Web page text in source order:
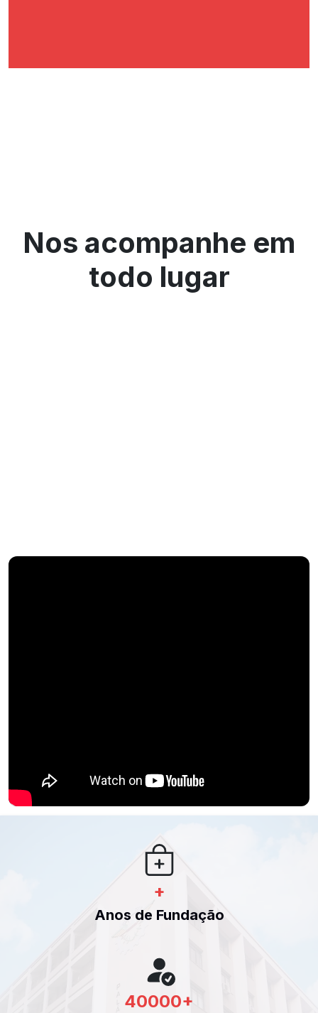
Nos acompanhe em
todo lugar
+
Anos de Fundação
40000+